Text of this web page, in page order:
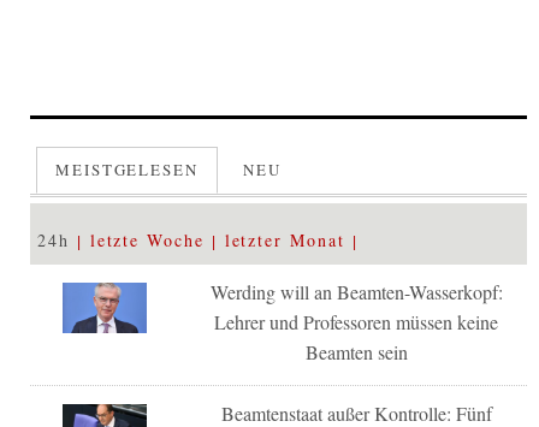
MEISTGELESEN NEU
24h letzte Woche letzter Monat
Werding will an Beamten-Wasserkopf:
Lehrer und Professoren müssen keine
Beamten sein
Beamtenstaat außer Kontrolle: Fünf